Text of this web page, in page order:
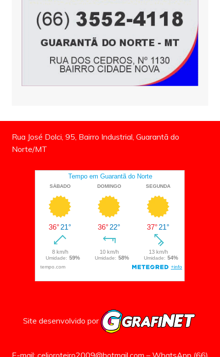
Rua José Dolci, 95, Bairro Industrial, Guarantã do
Norte/MT
Site desenvolvido por
E-mail: celioroteiro2009@hotmail.com – WhatsApp (66)